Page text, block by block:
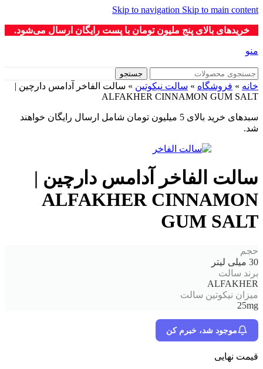
Skip to navigation Skip to main content
خریدهای بالای پنج ملیون تومان با پست رایگان ارسال می‌شود.
منو
جستجو
خانه » فروشگاه » سالت نیکوتین » سالت الفاخر آدامس دارچین |
ALFAKHER CINNAMON GUM SALT
سبدهای خرید بالای 5 میلیون تومان شامل ارسال رایگان خواهند
شد.
سالت الفاخر آدامس دارچین |
ALFAKHER CINNAMON
GUM SALT
حجم
30 میلی لیتر
برند سالت
ALFAKHER
میزان نیکوتین سالت
25mg
موجود شد، خبرم کن
قیمت نهایی